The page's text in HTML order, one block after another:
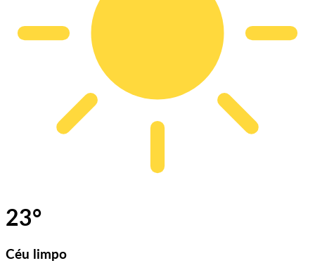
23°
Céu limpo